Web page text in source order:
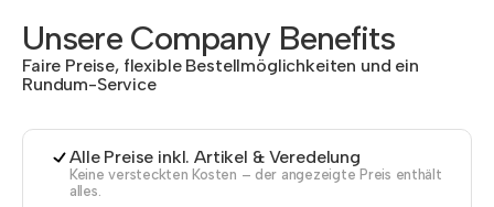
Unsere Company Benefits
Faire Preise, flexible Bestellmöglichkeiten und ein
Rundum-Service
Alle Preise inkl. Artikel & Veredelung
Keine versteckten Kosten – der angezeigte Preis enthält
alles.